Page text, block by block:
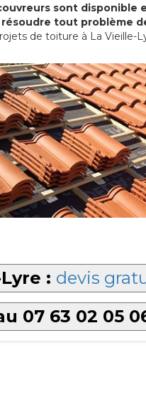
sont disponible
résoudre tout problème
de toiture à La Vieille-
: devis
07 63 02 05